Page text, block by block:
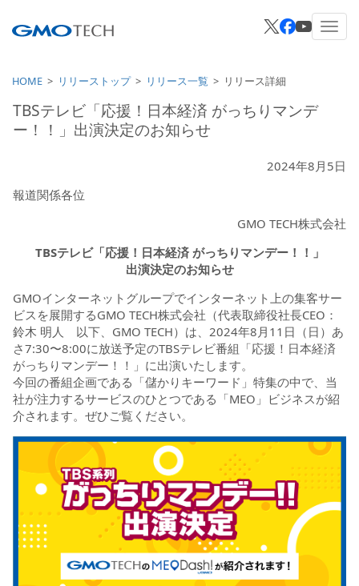
HOME リリーストップ リリース一覧 リリース詳細
TBSテレビ「応援！日本経済 がっちりマンデ
ー！！」出演決定のお知らせ
2024年8月5日
報道関係各位
GMO TECH株式会社
TBSテレビ「応援！日本経済 がっちりマンデー！！」
出演決定のお知らせ
GMOインターネットグループでインターネット上の集客サー
ビスを展開するGMO TECH株式会社（代表取締役社長CEO：
鈴木 明人 以下、GMO TECH）は、2024年8月11日（日）あ
さ7:30〜8:00に放送予定のTBSテレビ番組「応援！日本経済
がっちりマンデー！！」に出演いたします。
今回の番組企画である「儲かりキーワード」特集の中で、当
社が注力するサービスのひとつである「MEO」ビジネスが紹
介されます。ぜひご覧ください。